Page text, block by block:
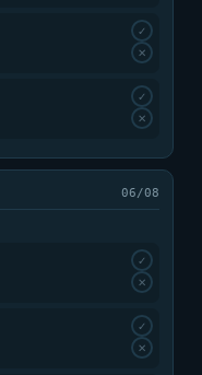
✓
✕
✓
✕
06/08
✓
✕
✓
✕